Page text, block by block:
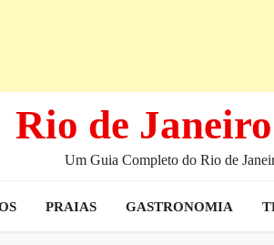
Rio de
Um Guia Completo do Rio de
PRAIAS GASTRONOMIA